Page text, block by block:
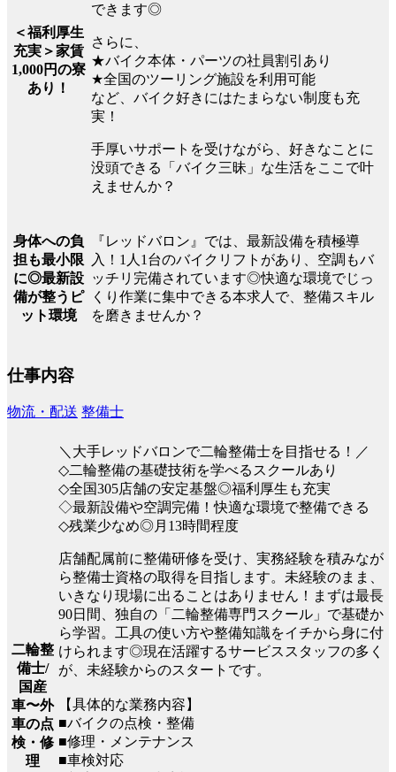
＜福利厚生
充実＞家賃
1,000円の寮
あり！
できます◎
さらに、
★バイク本体・パーツの社員割引あり
★全国のツーリング施設を利用可能
など、バイク好きにはたまらない制度も充
実！
手厚いサポートを受けながら、好きなことに
没頭できる「バイク三昧」な生活をここで叶
えませんか？
身体への負
担も最小限
に◎最新設
備が整うピ
ット環境
『レッドバロン』では、最新設備を積極導
入！1人1台のバイクリフトがあり、空調もバ
ッチリ完備されています◎快適な環境でじっ
くり作業に集中できる本求人で、整備スキル
を磨きませんか？
仕事内容
物流・配送 整備士
二輪整
備士/
国産
車〜外
車の点
検・修
理
＼大手レッドバロンで二輪整備士を目指せる！／
◇二輪整備の基礎技術を学べるスクールあり
◇全国305店舗の安定基盤◎福利厚生も充実
◇最新設備や空調完備！快適な環境で整備できる
◇残業少なめ◎月13時間程度
店舗配属前に整備研修を受け、実務経験を積みなが
ら整備士資格の取得を目指します。未経験のまま、
いきなり現場に出ることはありません！まずは最長
90日間、独自の「二輪整備専門スクール」で基礎か
ら学習。工具の使い方や整備知識をイチから身に付
けられます◎現在活躍するサービススタッフの多く
が、未経験からのスタートです。
【具体的な業務内容】
■バイクの点検・整備
■修理・メンテナンス
■車検対応